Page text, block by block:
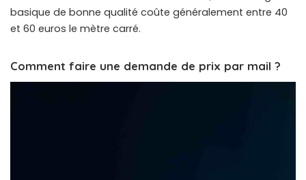
basique de bonne qualité coûte généralement entre 40
et 60 euros le mètre carré.
Comment faire une demande de prix par mail ?